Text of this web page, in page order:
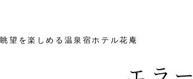
望を楽しめる温泉宿ホテル花庵